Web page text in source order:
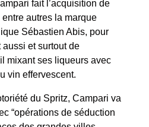
fait l’acquisition de
autres la marque
Sébastien Abis, pour
aussi et surtout de
mixant ses liqueurs avec
vin effervescent.
du Spritz, Campari va
“opérations de séduction